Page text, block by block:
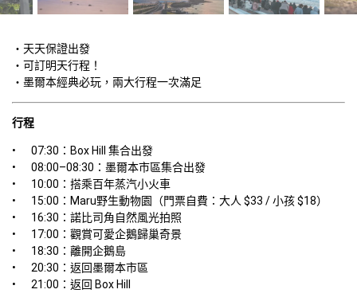
・天天保證出發
・可訂明天行程！
・墨爾本經典必玩，兩大行程一次滿足
行程
•	07:30：Box Hill 集合出發
•	08:00–08:30：墨爾本市區集合出發
•	10:00：搭乘百年蒸汽小火車
•	15:00：Maru野生動物園（門票自費：大人 $33 / 小孩 $18）
•	16:30：諾比司角自然風光拍照
•	17:00：觀賞可愛企鵝歸巢奇景
•	18:30：離開企鵝島
•	20:30：返回墨爾本市區
•	21:00：返回 Box Hill